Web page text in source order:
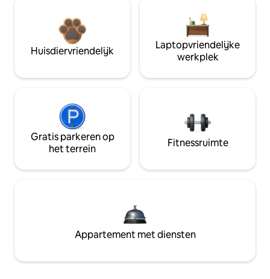
Huisdiervriendelijk
Laptopvriendelijke
werkplek
Gratis parkeren op
het terrein
Fitnessruimte
Appartement met diensten